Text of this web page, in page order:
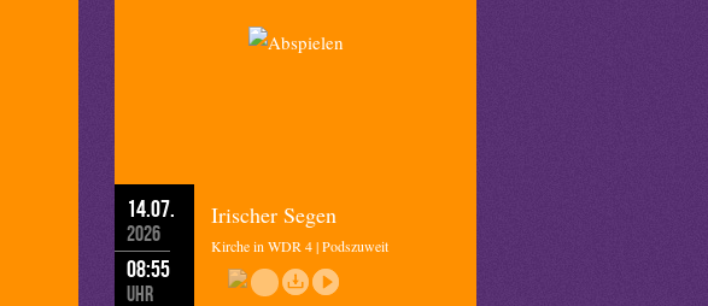
14.07.
2026
08:55
Uhr
Irischer Segen
Kirche in WDR 4 | Podszuweit